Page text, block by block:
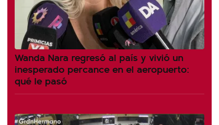
Wanda Nara regresó al país y vivió un
inesperado percance en el aeropuerto:
qué le pasó